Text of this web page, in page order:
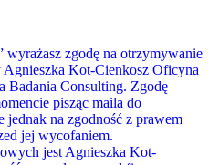
zgodę na otrzymywanie
Kot-Cienkosz Oficyna
Badania Consulting. Zgodę
pisząc maila do
jednak na zgodność z prawem
jej wycofaniem.
jest Agnieszka Kot-